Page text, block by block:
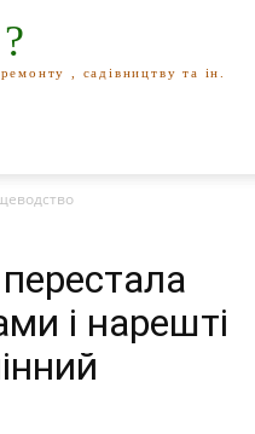
, садівництву та ін.
і нарешті